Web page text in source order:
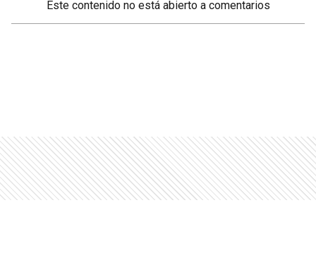
Este contenido no está abierto a comentarios